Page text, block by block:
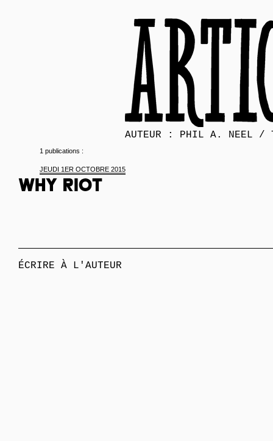
AUTEUR : PHIL A. NEEL /
1 publications :
JEUDI 1ER OCTOBRE 2015
Why riot
ÉCRIRE À L'AUTEUR